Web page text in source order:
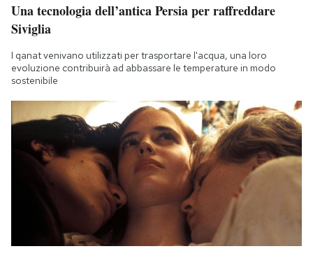
Una tecnologia dell’antica Persia per raffreddare
Siviglia
I qanat venivano utilizzati per trasportare l'acqua, una loro
evoluzione contribuirà ad abbassare le temperature in modo
sostenibile